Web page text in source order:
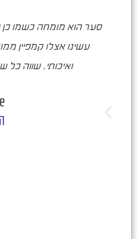
סער הוא מומחה כשמו כן
עשינו אצלו קמפיין
ואיכותי. שווה